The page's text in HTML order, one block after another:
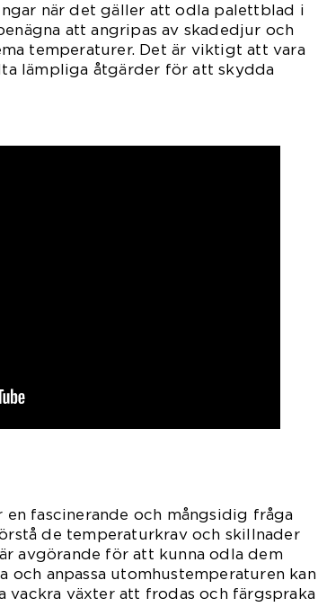
när det gäller att odla palettblad i
att angripas av skadedjur och
temperaturer. Det är viktigt att vara
lämpliga åtgärder för att skydda
fascinerande och mångsidig fråga
de temperaturkrav och skillnader
avgörande för att kunna odla dem
och anpassa utomhustemperaturen kan
vackra växter att frodas och färgspraka